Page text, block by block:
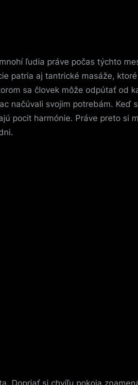
ľudia práve počas týchto
patria aj tantrické masáže,
sa človek môže odpútať od
načúvali svojim potrebám. Keď
pocit harmónie. Práve preto si